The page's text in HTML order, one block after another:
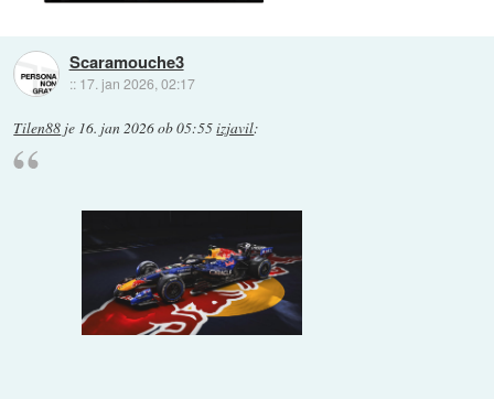
Scaramouche3
:: 17. jan 2026, 02:17
Tilen88 je 16. jan 2026 ob 05:55izjavil: